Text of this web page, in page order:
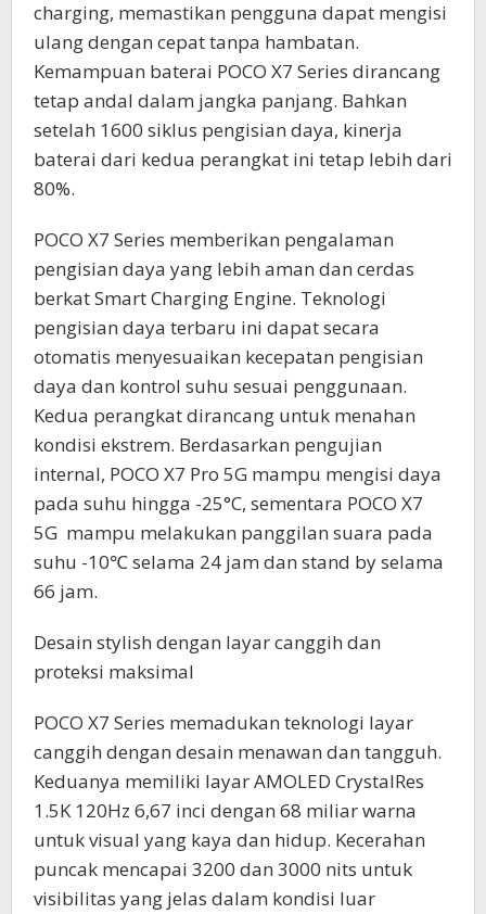
charging, memastikan pengguna dapat mengisi
ulang dengan cepat tanpa hambatan.
Kemampuan baterai POCO X7 Series dirancang
tetap andal dalam jangka panjang. Bahkan
setelah 1600 siklus pengisian daya, kinerja
baterai dari kedua perangkat ini tetap lebih dari
80%.
POCO X7 Series memberikan pengalaman
pengisian daya yang lebih aman dan cerdas
berkat Smart Charging Engine. Teknologi
pengisian daya terbaru ini dapat secara
otomatis menyesuaikan kecepatan pengisian
daya dan kontrol suhu sesuai penggunaan.
Kedua perangkat dirancang untuk menahan
kondisi ekstrem. Berdasarkan pengujian
internal, POCO X7 Pro 5G mampu mengisi daya
pada suhu hingga -25°C, sementara POCO X7
5G mampu melakukan panggilan suara pada
suhu -10℃ selama 24 jam dan stand by selama
66 jam.
Desain stylish dengan layar canggih dan
proteksi maksimal
POCO X7 Series memadukan teknologi layar
canggih dengan desain menawan dan tangguh.
Keduanya memiliki layar AMOLED CrystalRes
1.5K 120Hz 6,67 inci dengan 68 miliar warna
untuk visual yang kaya dan hidup. Kecerahan
puncak mencapai 3200 dan 3000 nits untuk
visibilitas yang jelas dalam kondisi luar